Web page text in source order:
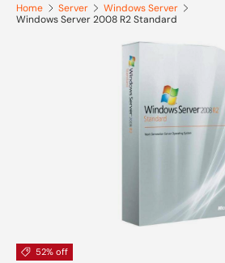
Home Server
Windows Server
Windows Server 2008 R2 Standard
Skip to product information
52% off